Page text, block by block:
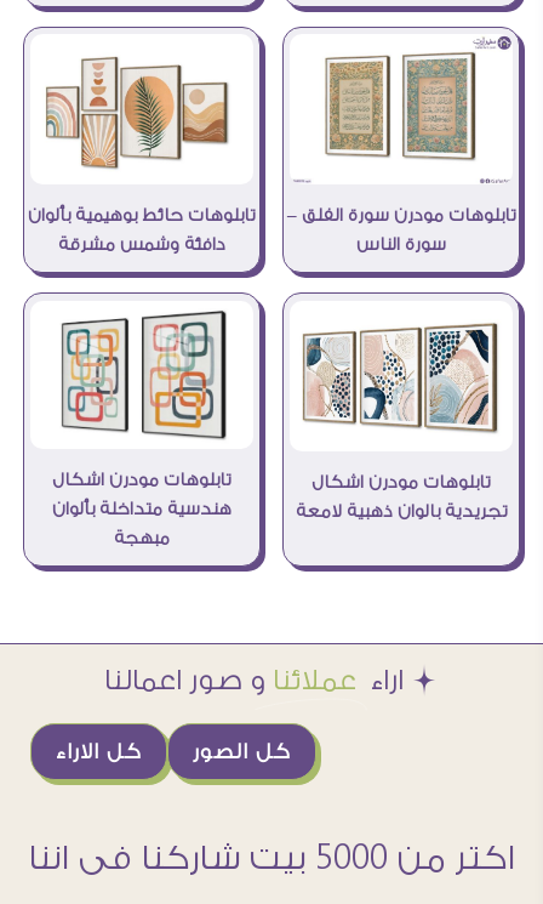
تابلوهات مودرن سورة الفلق –
سورة الناس
تابلوهات حائط بوهيمية بألوان
دافئة وشمس مشرقة
تابلوهات مودرن اشكال
تجريدية بالوان ذهبية لامعة
تابلوهات مودرن اشكال
هندسية متداخلة بألوان
مبهجة
Æ اراء عملائنا و صور اعمالنا
كل الاراء كل الصور
اكتر من 5000 بيت شاركنا فى اننا